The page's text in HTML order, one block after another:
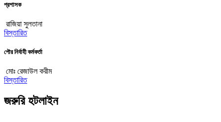
প্রশাসক
রাজিয়া সুলতানা
বিস্তারিত
পৌর নির্বাহী কর্মকর্তা
মোঃ রেজাউল করীম
বিস্তারিত
জরুরি হটলাইন